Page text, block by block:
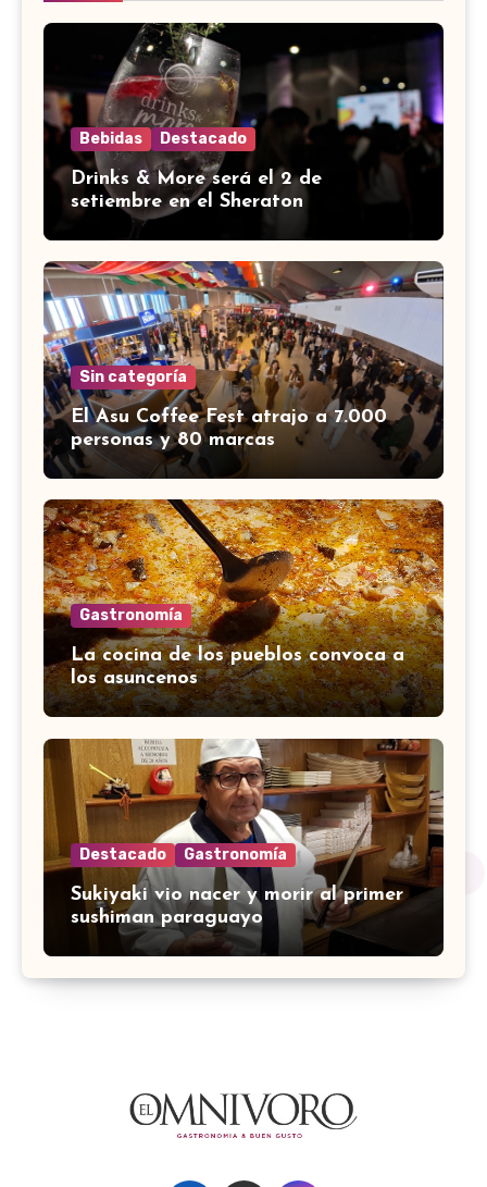
Bebidas Destacado
Drinks & More será el 2 de
setiembre en el Sheraton
Sin categoría
El Asu Coffee Fest atrajo a 7.000
personas y 80 marcas
Gastronomía
La cocina de los pueblos convoca a
los asuncenos
Destacado Gastronomía
Sukiyaki vio nacer y morir al primer
sushiman paraguayo